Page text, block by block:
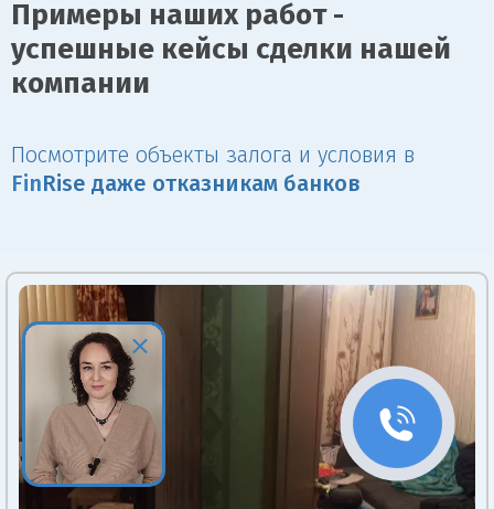
Примеры наших работ -
успешные кейсы сделки нашей
компании
Посмотрите объекты залога и условия в
Fin Rise даже отказникам банков